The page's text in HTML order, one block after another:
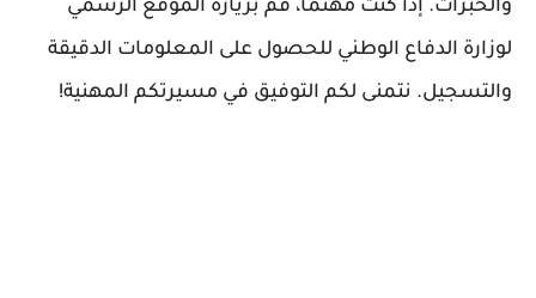
والخبرات. إذا كنت مهتمًا، قم بزيارة الموقع الرسمي
لوزارة الدفاع الوطني للحصول على المعلومات الدقيقة
والتسجيل. نتمنى لكم التوفيق في مسيرتكم المهنية!